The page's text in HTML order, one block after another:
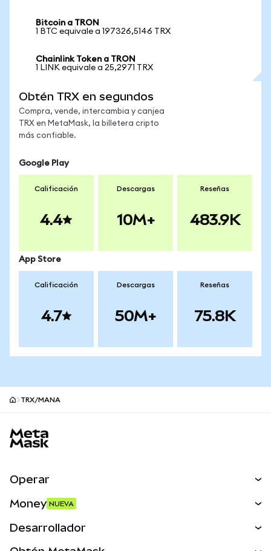
Bitcoin a TRON
1 BTC equivale a 197326,5146 TRX
Chainlink Token a TRON
1 LINK equivale a 25,2971 TRX
Obtén TRX en segundos
Compra, vende, intercambia y canjea
TRX en MetaMask, la billetera cripto
más confiable.
Google Play
Calificación
4.4
Descargas
10M+
Reseñas
483.9K
App Store
Calificación
4.7
Descargas
50M+
Reseñas
75.8K
TRX/MANA
Operar
Money NUEVA
Desarrollador